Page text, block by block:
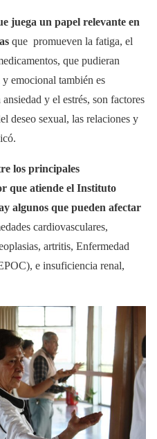
juega un papel relevante en
que promueven la fatiga, el
que pudieran
emocional también es
y el estrés, son factores
deseo sexual, las relaciones y
los principales
que atiende el Instituto
algunos que pueden afectar
cardiovasculares,
artritis, Enfermedad
e insuficiencia renal,